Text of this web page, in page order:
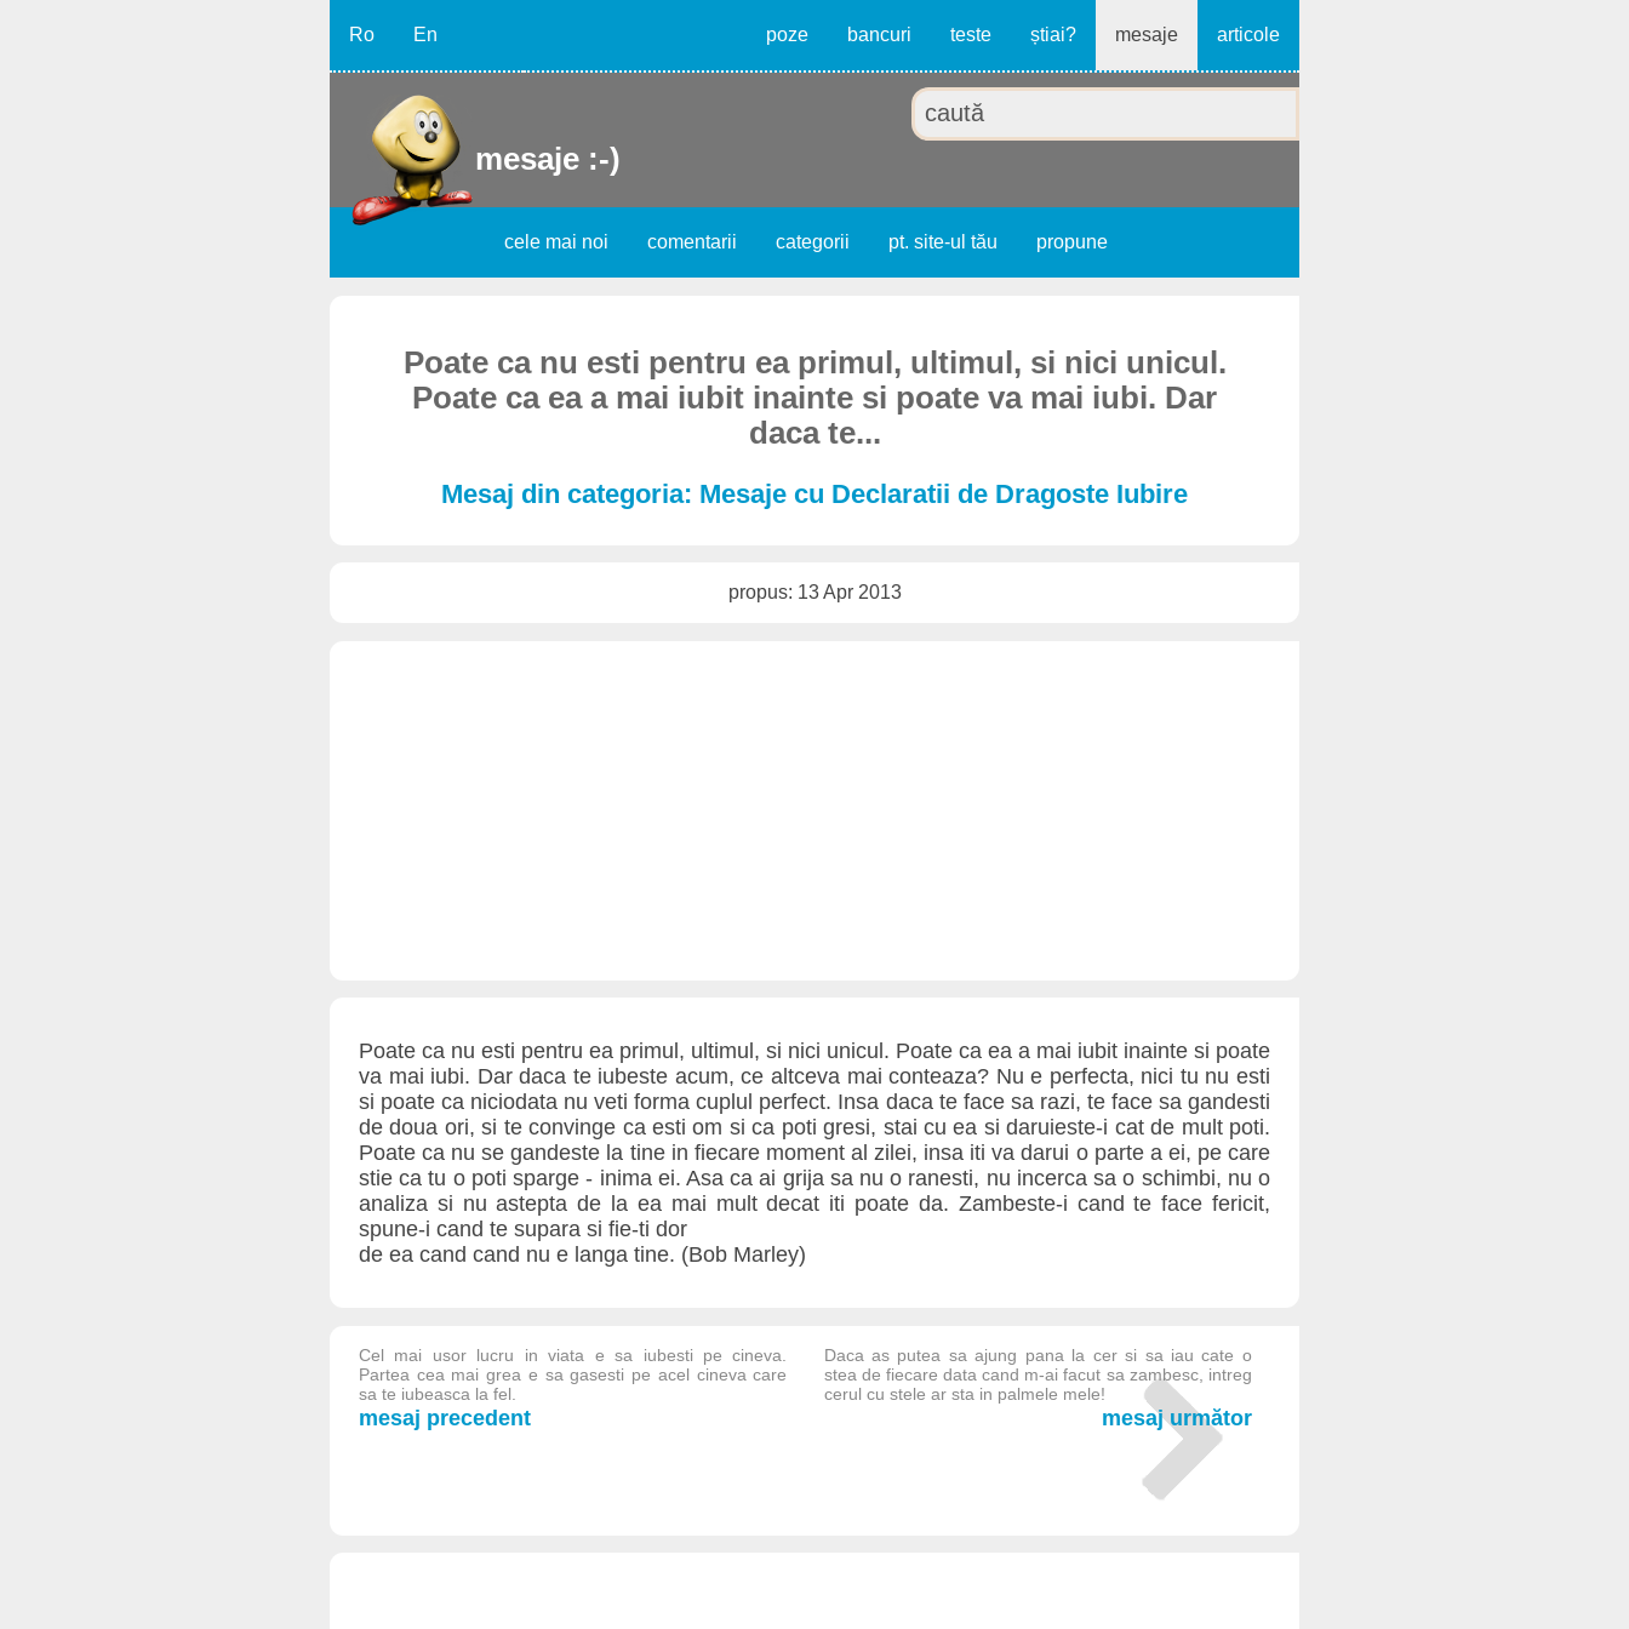
Ro En poze bancuri teste știai? mesaje articole
mesaje :-)
cele mai noi comentarii categorii pt. site-ul tău propune
Poate ca nu esti pentru ea primul, ultimul, si nici unicul.
Poate ca ea a mai iubit inainte si poate va mai iubi. Dar
daca te...
Mesaj din categoria: Mesaje cu Declaratii de Dragoste Iubire
propus: 13 Apr 2013
Poate ca nu esti pentru ea primul, ultimul, si nici unicul. Poate ca ea a mai iubit inainte si poate
va mai iubi. Dar daca te iubeste acum, ce altceva mai conteaza? Nu e perfecta, nici tu nu esti
si poate ca niciodata nu veti forma cuplul perfect. Insa daca te face sa razi, te face sa gandesti
de doua ori, si te convinge ca esti om si ca poti gresi, stai cu ea si daruieste-i cat de mult poti.
Poate ca nu se gandeste la tine in fiecare moment al zilei, insa iti va darui o parte a ei, pe care
stie ca tu o poti sparge - inima ei. Asa ca ai grija sa nu o ranesti, nu incerca sa o schimbi, nu o
analiza si nu astepta de la ea mai mult decat iti poate da. Zambeste-i cand te face fericit,
spune-i cand te supara si fie-ti dor
de ea cand cand nu e langa tine. (Bob Marley)
Cel mai usor lucru in viata e sa iubesti pe cineva.
Partea cea mai grea e sa gasesti pe acel cineva care
sa te iubeasca la fel.
mesaj precedent
Daca as putea sa ajung pana la cer si sa iau cate o
stea de fiecare data cand m-ai facut sa zambesc, intreg
cerul cu stele ar sta in palmele mele!
mesaj următor